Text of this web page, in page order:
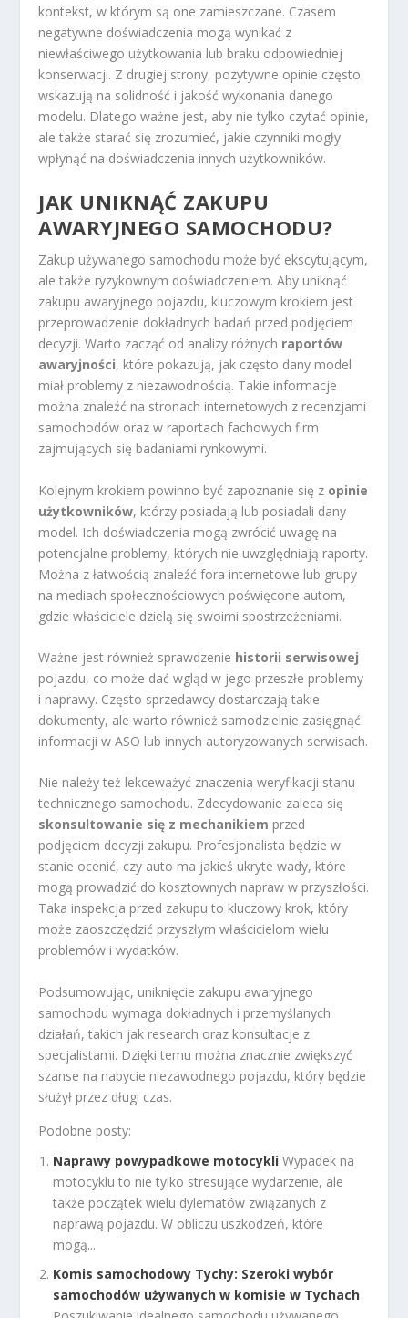
kontekst, w którym są one zamieszczane. Czasem
negatywne doświadczenia mogą wynikać z
niewłaściwego użytkowania lub braku odpowiedniej
konserwacji. Z drugiej strony, pozytywne opinie często
wskazują na solidność i jakość wykonania danego
modelu. Dlatego ważne jest, aby nie tylko czytać opinie,
ale także starać się zrozumieć, jakie czynniki mogły
wpłynąć na doświadczenia innych użytkowników.
JAK UNIKNĄĆ ZAKUPU
AWARYJNEGO SAMOCHODU?
Zakup używanego samochodu może być ekscytującym,
ale także ryzykownym doświadczeniem. Aby uniknąć
zakupu awaryjnego pojazdu, kluczowym krokiem jest
przeprowadzenie dokładnych badań przed podjęciem
decyzji. Warto zacząć od analizy różnych raportów
awaryjności, które pokazują, jak często dany model
miał problemy z niezawodnością. Takie informacje
można znaleźć na stronach internetowych z recenzjami
samochodów oraz w raportach fachowych firm
zajmujących się badaniami rynkowymi.
Kolejnym krokiem powinno być zapoznanie się z opinie
użytkowników, którzy posiadają lub posiadali dany
model. Ich doświadczenia mogą zwrócić uwagę na
potencjalne problemy, których nie uwzględniają raporty.
Można z łatwością znaleźć fora internetowe lub grupy
na mediach społecznościowych poświęcone autom,
gdzie właściciele dzielą się swoimi spostrzeżeniami.
Ważne jest również sprawdzenie historii serwisowej
pojazdu, co może dać wgląd w jego przeszłe problemy
i naprawy. Często sprzedawcy dostarczają takie
dokumenty, ale warto również samodzielnie zasięgnąć
informacji w ASO lub innych autoryzowanych serwisach.
Nie należy też lekceważyć znaczenia weryfikacji stanu
technicznego samochodu. Zdecydowanie zaleca się
skonsultowanie się z mechanikiem przed
podjęciem decyzji zakupu. Profesjonalista będzie w
stanie ocenić, czy auto ma jakieś ukryte wady, które
mogą prowadzić do kosztownych napraw w przyszłości.
Taka inspekcja przed zakupu to kluczowy krok, który
może zaoszczędzić przyszłym właścicielom wielu
problemów i wydatków.
Podsumowując, uniknięcie zakupu awaryjnego
samochodu wymaga dokładnych i przemyślanych
działań, takich jak research oraz konsultacje z
specjalistami. Dzięki temu można znacznie zwiększyć
szanse na nabycie niezawodnego pojazdu, który będzie
służył przez długi czas.
Podobne posty:
Naprawy powypadkowe motocykli Wypadek na
motocyklu to nie tylko stresujące wydarzenie, ale
także początek wielu dylematów związanych z
naprawą pojazdu. W obliczu uszkodzeń, które
mogą...
Komis samochodowy Tychy: Szeroki wybór
samochodów używanych w komisie w Tychach